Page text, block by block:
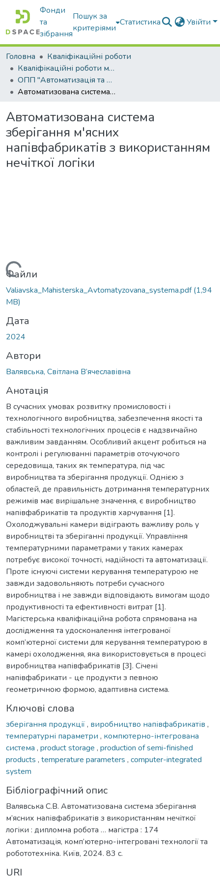
Фонди
та
зібрання
Пошук за
критеріями
Статистика Увійти
Головна
Кваліфікаційні роботи
Кваліфікаційні роботи магістрів
ОПП "Автоматизація та комп’ютерно-інтегровані технології"
Автоматизована система зберігання м'ясних напівфабрикатів з використанням нечіткої логіки
Автоматизована система
зберігання м'ясних
напівфабрикатів з використанням
нечіткої логіки
Вантажиться...
Файли
Valiavska_Mahisterska_Avtomatyzovana_systema.pdf(1,94
MB)
Дата
2024
Автори
Валявська, Світлана В’ячеславівна
Анотація
В сучасних умовах розвитку промисловості і
технологічного виробництва, забезпечення якості та
стабільності технологічних процесів є надзвичайно
важливим завданням. Особливий акцент робиться на
контролі і регулюванні параметрів оточуючого
середовища, таких як температура, під час
виробництва та зберігання продукції. Однією з
областей, де правильність дотримання температурних
режимів має вирішальне значення, є виробництво
напівфабрикатів та продуктів харчування [1].
Охолоджувальні камери відіграють важливу роль у
виробництві та зберіганні продукції. Управління
температурними параметрами у таких камерах
потребує високої точності, надійності та автоматизації.
Проте існуючі системи керування температурою не
завжди задовольняють потреби сучасного
виробництва і не завжди відповідають вимогам щодо
продуктивності та ефективності витрат [1].
Магістерська кваліфікаційна робота спрямована на
дослідження та удосконалення інтегрованої
комп’ютерної системи для керування температурою в
камері охолодження, яка використовується в процесі
виробництва напівфабрикатів [3]. Січені
напівфабрикати - це продукти з певною
геометричною формою, адаптивна система.
Ключові слова
зберігання продукції, виробництво напівфабрикатів ,
температурні параметри , компютерно-інтегрована
система , product storage , production of semi-finished
products , temperature parameters , computer-integrated
system
Бібліографічний опис
Валявська С.В. Автоматизована система зберігання
м’ясних напівфабрикатів з використанням нечіткої
логіки : дипломна робота … магістра : 174
Автоматизація, комп’ютерно-інтегровані технології та
робототехніка. Київ, 2024. 83 с.
URI